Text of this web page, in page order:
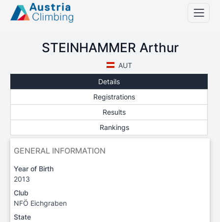
STEINHAMMER Arthur
AUT
Details
Registrations
Results
Rankings
GENERAL INFORMATION
Year of Birth
2013
Club
NFÖ Eichgraben
State